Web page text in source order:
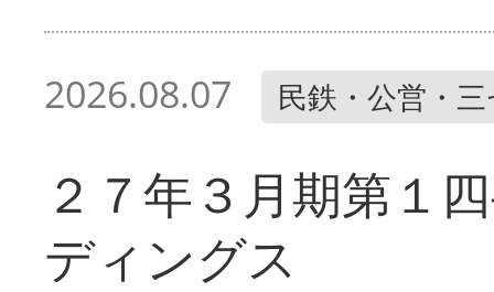
2026.08.07 民鉄・公営・
２７年３月期第１
ディングス